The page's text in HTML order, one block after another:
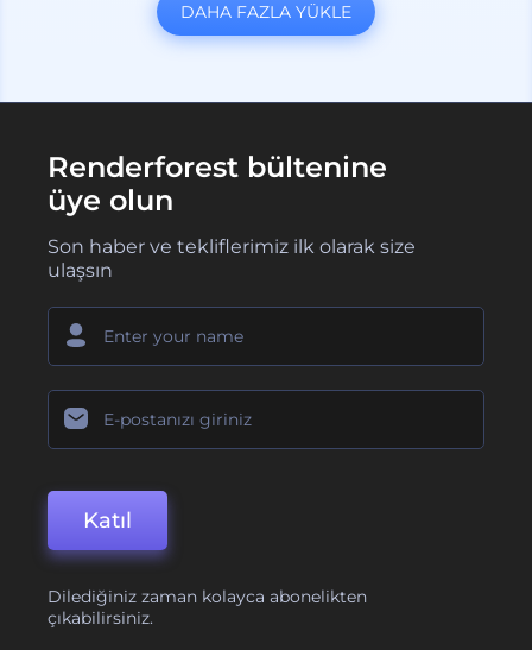
DAHA FAZLA YÜKLE
Renderforest bültenine
üye olun
Son haber ve tekliflerimiz ilk olarak size
ulaşsın
Katıl
Dilediğiniz zaman kolayca abonelikten
çıkabilirsiniz.